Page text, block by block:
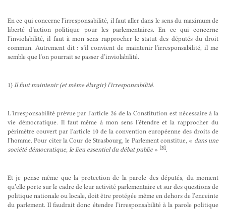
En ce qui concerne l’irresponsabilité, il faut aller dans le sens du maximum de
liberté d’action politique pour les parlementaires. En ce qui concerne
l’inviolabilité, il faut à mon sens rapprocher le statut des députés du droit
commun. Autrement dit : s’il convient de maintenir l’irresponsabilité, il me
semble que l’on pourrait se passer d’inviolabilité.
1) Il faut maintenir (et même élargir) l’irresponsabilité.
L’irresponsabilité prévue par l’article 26 de la Constitution est nécessaire à la
vie démocratique. Il faut même à mon sens l’étendre et la rapprocher du
périmètre couvert par l’article 10 de la convention européenne des droits de
l’homme. Pour citer la Cour de Strasbourg, le Parlement constitue, « dans une
société démocratique, le lieu essentiel du débat public» [3].
Et je pense même que la protection de la parole des députés, du moment
qu’elle porte sur le cadre de leur activité parlementaire et sur des questions de
politique nationale ou locale, doit être protégée même en dehors de l’enceinte
du parlement. Il faudrait donc étendre l’irresponsabilité à la parole politique